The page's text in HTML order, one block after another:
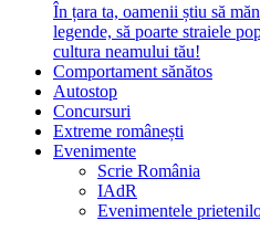
În țara ta, oamenii știu să
legende, să poarte straiele
cultura neamului tău!
Comportament sănătos
Autostop
Concursuri
Extreme românești
Evenimente
Scrie România
IAdR
Evenimentele